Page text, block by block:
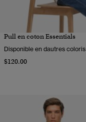
Pull en coton Essentials
Disponible en dautres coloris
$120.00